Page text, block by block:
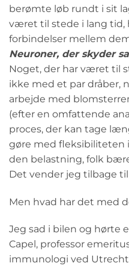
berømte løb rundt i sit
været til stede i lang
forbindelser mellem
Neuroner, der skyder
Noget, der har været til
ikke med et par dråber,
arbejde med
(efter en omfattende
proces, der kan tage
gøre med fleksibiliteten
den belastning, folk
Det vender jeg tilbage til
Men hvad har det med
Jeg sad i bilen og hørte
Capel, professor
immunologi ved